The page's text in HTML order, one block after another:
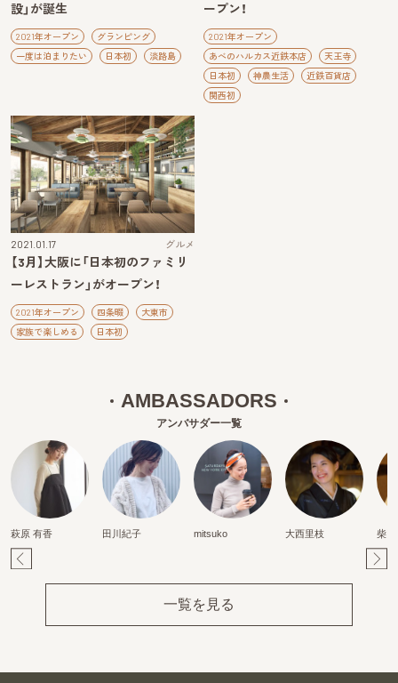
設」が誕生
2021年オープン
グランピング
一度は泊まりたい
日本初 淡路島
ープン！
2021年オープン
あべのハルカス近鉄本店
天王寺
日本初
神農生活
近鉄百貨店
関西初
2021.01.17 グルメ
【3月】大阪に「日本初のファミリ
ーレストラン」がオープン！
2021年オープン 四条畷
大東市
家族で楽しめる
日本初
AMBASSADORS
アンバサダー一覧
萩原 有香 田川紀子 mitsuko 大西里枝 柴田
一覧を見る